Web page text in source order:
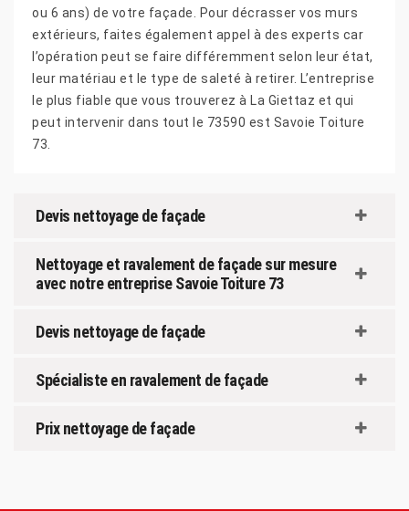
ou 6 ans) de votre façade. Pour décrasser vos murs
extérieurs, faites également appel à des experts car
l’opération peut se faire différemment selon leur état,
leur matériau et le type de saleté à retirer. L’entreprise
le plus fiable que vous trouverez à La Giettaz et qui
peut intervenir dans tout le 73590 est Savoie Toiture
73.
Devis nettoyage de façade
Nettoyage et ravalement de façade sur mesure
avec notre entreprise Savoie Toiture 73
Devis nettoyage de façade
Spécialiste en ravalement de façade
Prix nettoyage de façade